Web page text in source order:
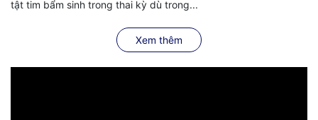
tật tim bẩm sinh trong thai kỳ dù trong...
Xem thêm